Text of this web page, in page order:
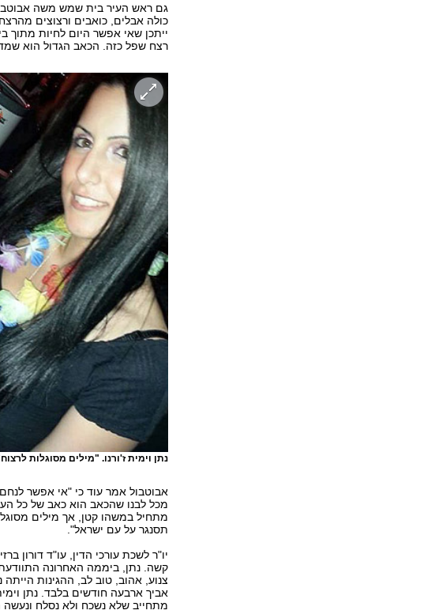
גם ראש העיר בית שמש משה
כולה אבלים, כואבים ורצוצים
ייתכן שאי אפשר היום לחיות מתוך
רצח שפל כזה. הכאב הגדול הוא
נתן וימית ז'ורנו. "מילים מסוגלות
אבוטבול אמר עוד כי "אי אפשר
מכל לבנו שהכאב הוא כאב של כל
מתחיל במשהו קטן, אך מילים
תסנגר על עם ישראל".
יו"ר לשכת עורכי הדין, עו"ד דורון
קשה. נתן, ביממה האחרונה
צנוע, אהוב, טוב לב, ההגינות
אביך ארבעה חודשים בלבד. נתן
מתחייב שלא נשכח ולא נסלח